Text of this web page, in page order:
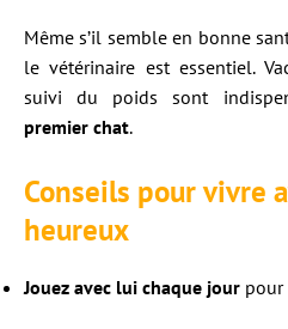
Même s’il semble en bonne
le vétérinaire est essentiel.
suivi du poids sont
premier chat.
Conseils pour vivre
heureux
Jouez avec lui chaque jour pour